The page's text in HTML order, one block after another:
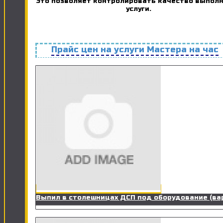
услуги.
Прайс цен на услуги Мастера на час
Выпил в столешницах ДСП под оборудование